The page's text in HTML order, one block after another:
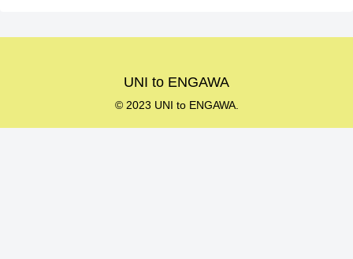
UNI to ENGAWA
© 2023 UNI to ENGAWA.